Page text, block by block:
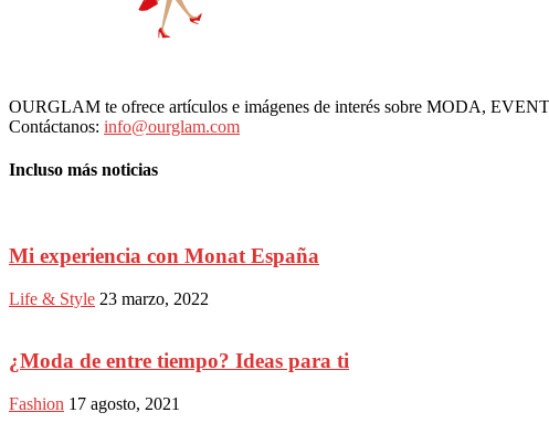
OURGLAM te ofrece artículos e imágenes de interés sobre MODA,
Contáctanos: info@ourglam.com
Incluso más noticias
Mi experiencia con Monat España
Life & Style 23 marzo, 2022
¿Moda de entre tiempo? Ideas para ti
Fashion 17 agosto, 2021